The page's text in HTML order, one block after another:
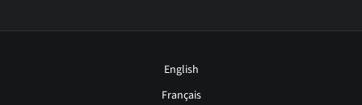
English
Français